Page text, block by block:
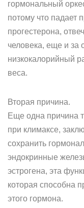
гормональный
потому что падает
прогестерона,
человека, еще и
низкокалорийный
веса.
Вторая причина.
Еще одна причина
при климаксе,
сохранить
эндокринные
эстрогена, эта
которая способна
этого гормона.